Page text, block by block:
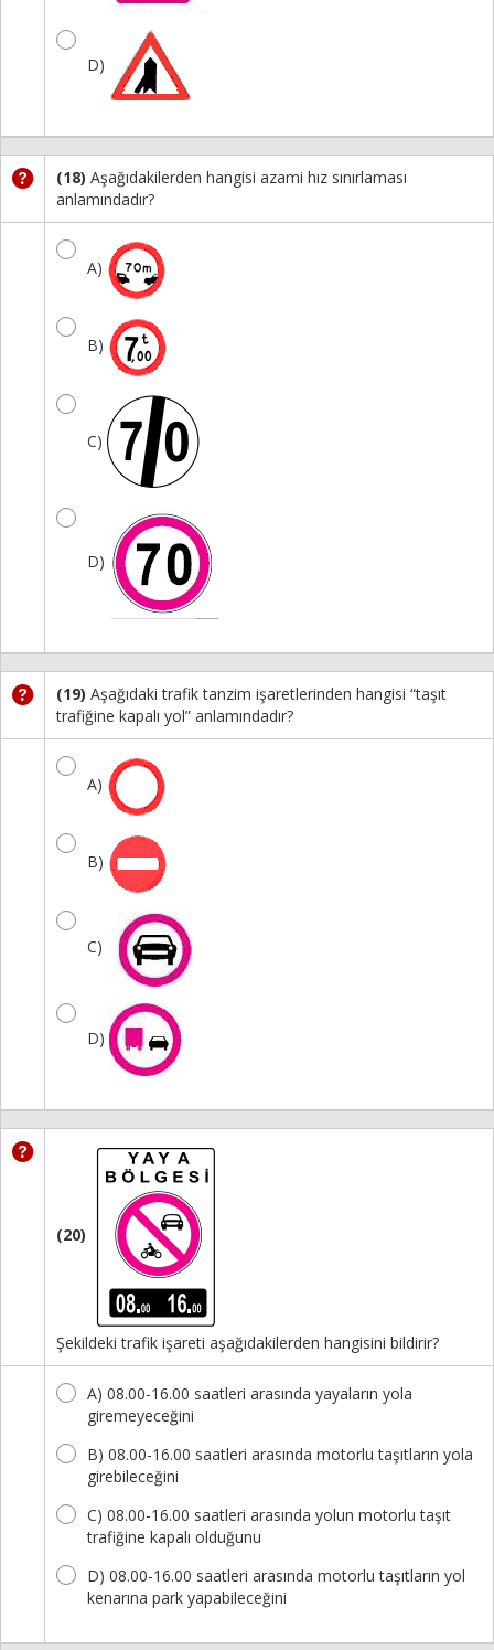
D)
(18) Aşağıdakilerden hangisi azami hız sınırlaması
anlamındadır?
A)
B)
C)
D)
(19) Aşağıdaki trafik tanzim işaretlerinden hangisi “taşıt
trafiğine kapalı yol” anlamındadır?
A)
B)
C)
D)
(20)
Şekildeki trafik işareti aşağıdakilerden hangisini bildirir?
A) 08.00-16.00 saatleri arasında yayaların yola
giremeyeceğini
B) 08.00-16.00 saatleri arasında motorlu taşıtların yola
girebileceğini
C) 08.00-16.00 saatleri arasında yolun motorlu taşıt
trafiğine kapalı olduğunu
D) 08.00-16.00 saatleri arasında motorlu taşıtların yol
kenarına park yapabileceğini